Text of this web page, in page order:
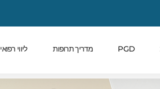
PGD מדריך תרופות ליווי רפואי